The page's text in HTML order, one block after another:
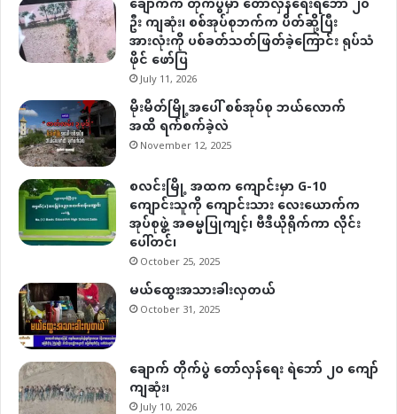
ဦး ကျဆုံး၊ စစ်အုပ်စုဘက်က ပိတ်ဆို့ပြီး
အားလုံးကို ပစ်ခတ်သတ်ဖြတ်ခဲ့ကြောင်း ရုပ်သံ
ဖိုင် ဖော်ပြ
July 11, 2026
မိုးမိတ်မြို့အပေါ် စစ်အုပ်စု ဘယ်လောက်
အထိ ရက်စက်ခဲ့လဲ
November 12, 2025
စလင်းမြို့ အထက ကျောင်းမှာ G-10
ကျောင်းသူကို ကျောင်းသား လေးယောက်က
အုပ်စုဖွဲ့ အဓမ္မပြုကျင့်၊ ဗီဒီယိုရိုက်ကာ လိုင်း
ပေါ်တင်၊
October 25, 2025
မယ်ထွေးအသားခါးလှတယ်
October 31, 2025
ချောက် တိုက်ပွဲ တော်လှန်ရေး ရဲဘော် ၂၀ ကျော်
ကျဆုံး၊
July 10, 2026